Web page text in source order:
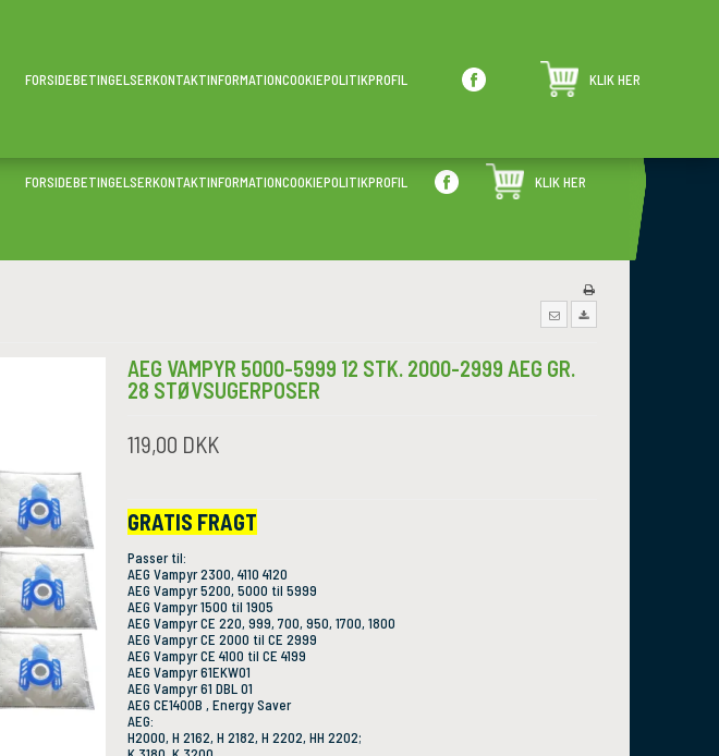
FORSIDEBETINGELSERKONTAKTINFORMATIONCOOKIEPOLITIKPROFIL KLIK HER
Køb med sikkerhed Store rabatter hver dag
KUNDESERVICE
Har du spørgsmål?
FORSIDEBETINGELSERKONTAKTINFORMATIONCOOKIEPOLITIKPROFIL KLIK HER
AEG VAMPYR 5000-5999 12 STK. 2000-2999 AEG GR.
28 STØVSUGERPOSER
119,00 DKK
GRATIS FRAGT
Passer til:
AEG Vampyr 2300, 4110 4120
AEG Vampyr 5200, 5000 til 5999
AEG Vampyr 1500 til 1905
AEG Vampyr CE 220, 999, 700, 950, 1700, 1800
AEG Vampyr CE 2000 til CE 2999
AEG Vampyr CE 4100 til CE 4199
AEG Vampyr 61EKW01
AEG Vampyr 61 DBL 01
AEG CE1400B , Energy Saver
AEG:
H2000, H 2162, H 2182, H 2202, HH 2202;